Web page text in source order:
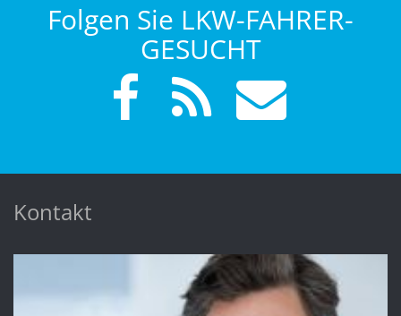
Folgen Sie LKW-FAHRER-
GESUCHT
Kontakt